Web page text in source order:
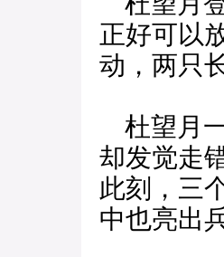
正好可以
动，两只
杜望月
却发觉走
此刻，三
中也亮出